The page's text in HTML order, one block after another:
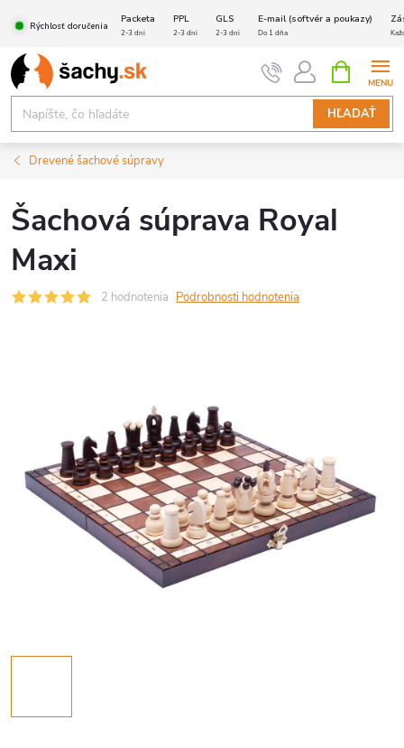
obsah
Rýchlosť doručenia
Packeta PPL GLS E-mail (softvér a poukazy)
2-3 dni 2-3 dni 2-3 dni Do 1 dňa
HĽADAŤ
KOŠÍK
Drevené šachové súpravy
Šachová súprava Royal
Maxi
2 hodnotenia Podrobnosti hodnotenia